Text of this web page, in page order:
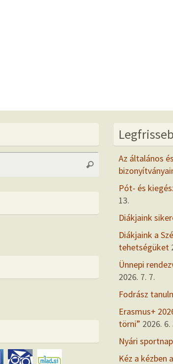
Search
Search
Az általános
Pót- és
13.
Diákjaink
Diákjaink a
tehetségüket
Ünnepi
2026. 7. 7.
Fodrász
Erasmus+
törni” 2026. 6.
Nyári
Kéz a kézben